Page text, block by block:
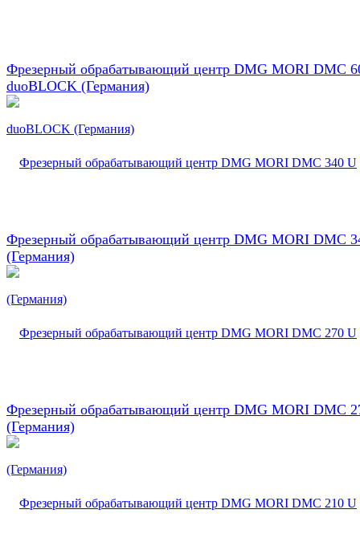
Фрезерный обрабатывающий центр DMG MORI DMC
duoBLOCK (Германия)
Фрезерный обрабатывающий центр DMG MORI DMC
(Германия)
Фрезерный обрабатывающий центр DMG MORI DMC
(Германия)